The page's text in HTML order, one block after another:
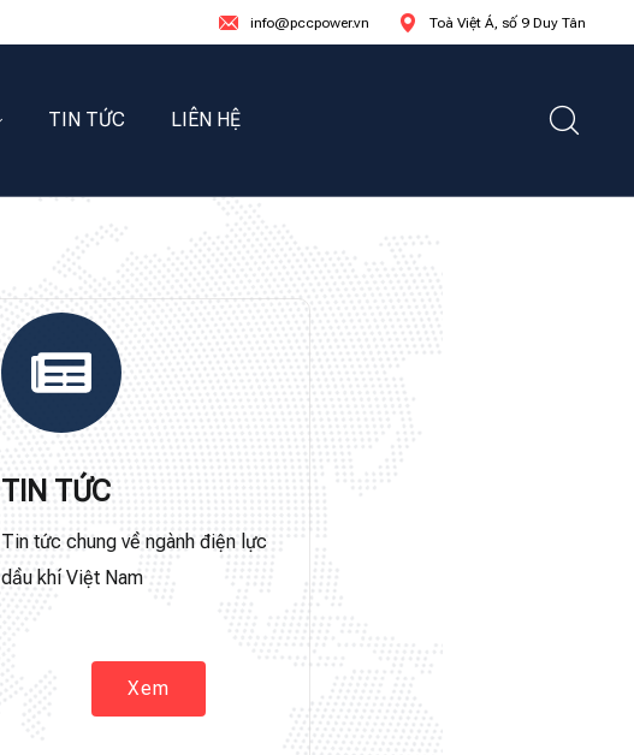
info@pccpower.vn Toà Việt Á, số 9 Duy Tân
TIN TỨC LIÊN HỆ
TIN TỨC
Tin tức chung về ngành điện lực
dầu khí Việt Nam
Xem